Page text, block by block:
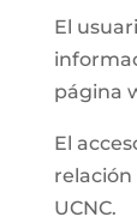
El
página
El
relación
UCNC.